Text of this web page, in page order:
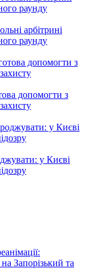
арбітрині
раунду
допомогти з
у Києві
Запорізький та